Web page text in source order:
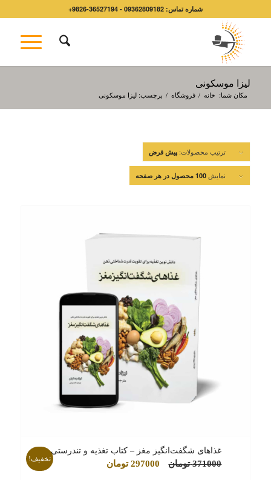
شماره تماس: 09362809182 - 36527194-9826+
لیزا موسکونی
مکان شما: خانه / فروشگاه / برچسب: لیزا موسکونی
ترتیب محصولات: پیش فرض
نمایش 100 محصول در هر صفحه
غذاهای شگفت‌انگیز مغز – کتاب تغذیه و تندرستی
371000 تومان
قیمت
297000 تومانقیمت
تخفیف!